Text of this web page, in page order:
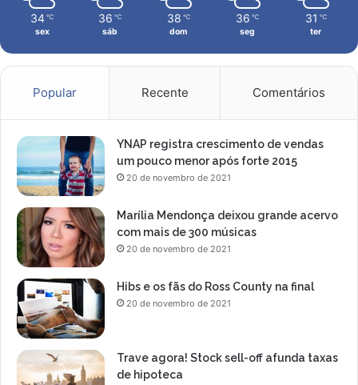
r
t
o
m
u
n
a
34 ℃
sex
36 ℃
sáb
38 ℃
dom
36 ℃
seg
31 ℃
ter
Popular Recente Comentários
YNAP registra crescimento de vendas
um pouco menor após forte 2015
20 de novembro de 2021
Marília Mendonça deixou grande acervo
com mais de 300 músicas
20 de novembro de 2021
Hibs e os fãs do Ross County na final
20 de novembro de 2021
Trave agora! Stock sell-off afunda taxas
de hipoteca